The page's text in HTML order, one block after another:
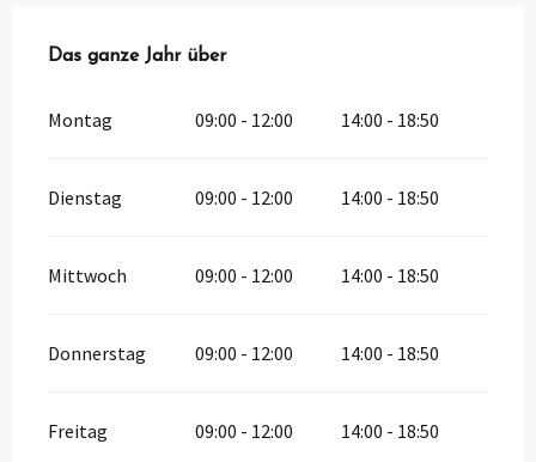
Das ganze Jahr über
Das ganze Jahr über
Montag 09:00 - 12:00 14:00 - 18:50
Dienstag 09:00 - 12:00 14:00 - 18:50
Mittwoch 09:00 - 12:00 14:00 - 18:50
Donnerstag 09:00 - 12:00 14:00 - 18:50
Freitag 09:00 - 12:00 14:00 - 18:50